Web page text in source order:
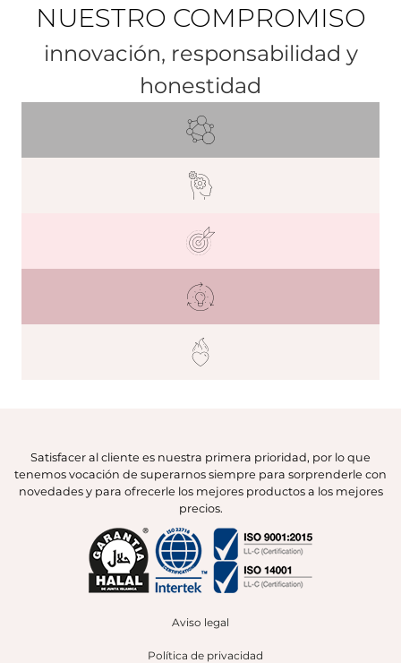
NUESTRO COMPROMISO
innovación, responsabilidad y
honestidad
Satisfacer al cliente es nuestra primera prioridad, por lo que
tenemos vocación de superarnos siempre para sorprenderle con
novedades y para ofrecerle los mejores productos a los mejores
precios.
Aviso legal
Política de privacidad